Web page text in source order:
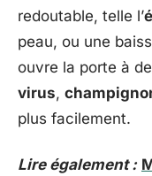
redoutable, telle l’
peau, ou une
ouvre la porte à
virus,
plus facilement.
Lire également :